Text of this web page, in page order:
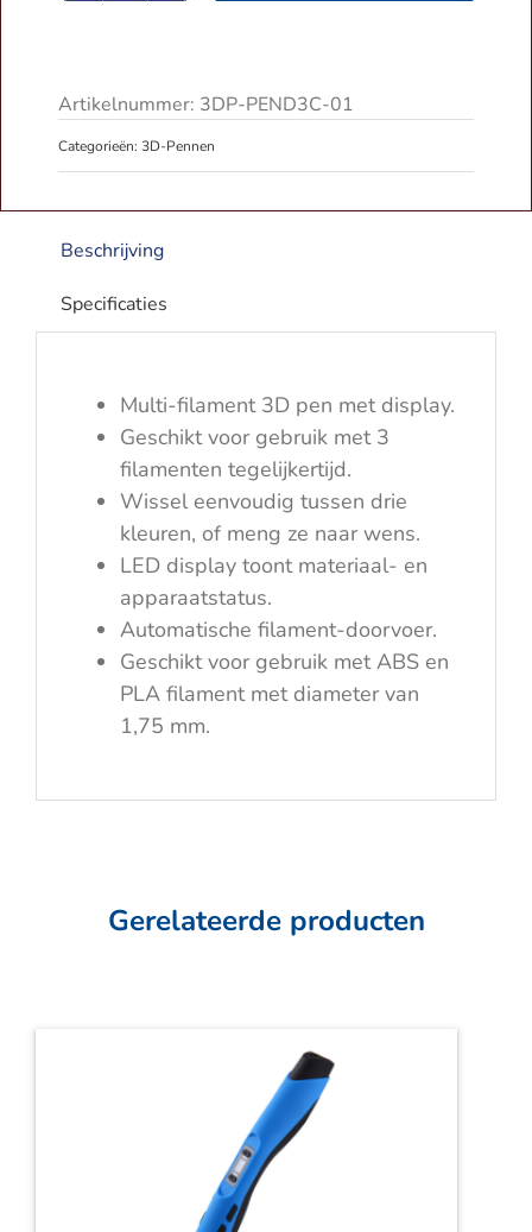
|
|
ABS/PLA
Filament
|
OLED
Scherm
|
Blauw
Artikelnummer: 3DP-PEND3C-01
Categorieën: 3D-Pennen
Beschrijving
Specificaties
Multi-filament 3D pen met display.
Geschikt voor gebruik met 3
filamenten tegelijkertijd.
Wissel eenvoudig tussen drie
kleuren, of meng ze naar wens.
LED display toont materiaal- en
apparaatstatus.
Automatische filament-doorvoer.
Geschikt voor gebruik met ABS en
PLA filament met diameter van
1,75 mm.
Gerelateerde producten